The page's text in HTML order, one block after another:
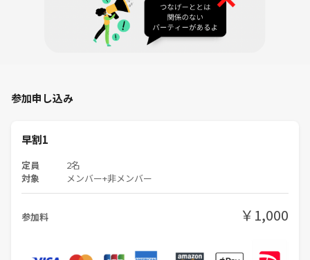
参加申し込み
早割1
定員 2名
対象 メンバー+非メンバー
参加料 ￥1,000